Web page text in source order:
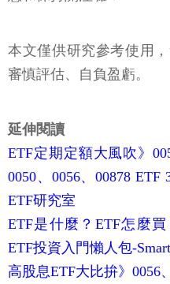
本文僅供研究參考使用
審慎評估、自負盈虧。
延伸閱讀
ETF定期定額大風吹》
0050、0056、00878
ETF研究室
ETF是什麼？ETF怎麼
ETF投資入門懶人包-
高股息ETF大比拚》0056